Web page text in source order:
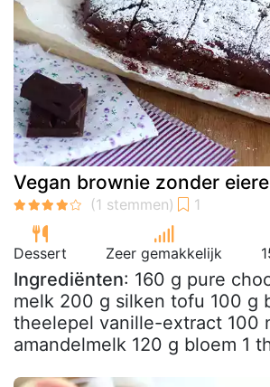
Vegan brownie zonder
Dessert Zeer gemakkelijk
Ingrediënten: 160 g pure
melk 200 g silken tofu 100 g
theelepel vanille-extract 100
amandelmelk 120 g bloem 1